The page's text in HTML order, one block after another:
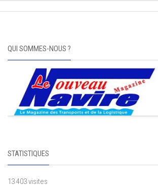
QUI SOMMES-NOUS ?
STATISTIQUES
13 403 visites